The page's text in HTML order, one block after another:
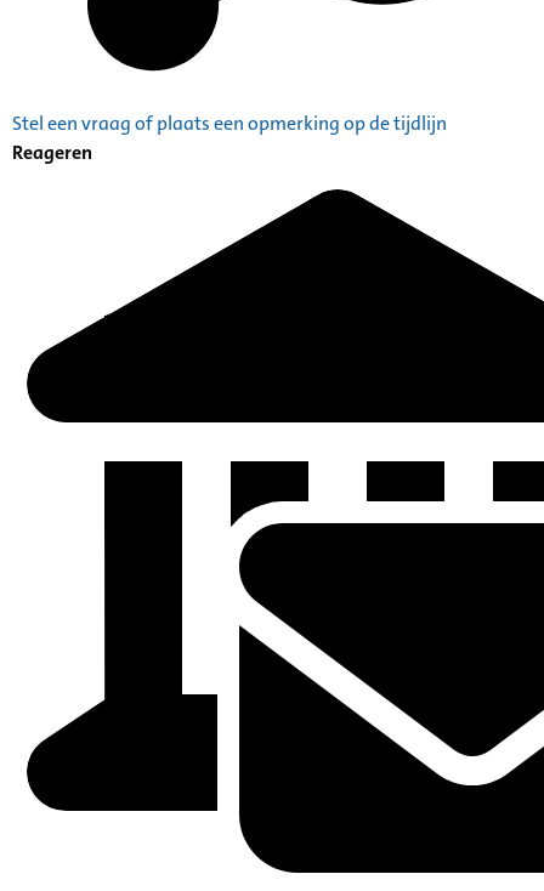
Stel een vraag of plaats een opmerking op de tijdlijn
Reageren